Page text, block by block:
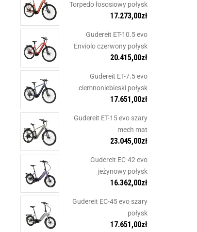
Torpedo łososiowy połysk
17.273,00zł
Gudereit ET-10.5 evo
Enviolo czerwony połysk
20.415,00zł
Gudereit ET-7.5 evo
ciemnoniebieski połysk
17.651,00zł
Gudereit ET-15 evo szary
mech mat
23.045,00zł
Gudereit EC-42 evo
jeżynowy połysk
16.362,00zł
Gudereit EC-45 evo szary
połysk
17.651,00zł